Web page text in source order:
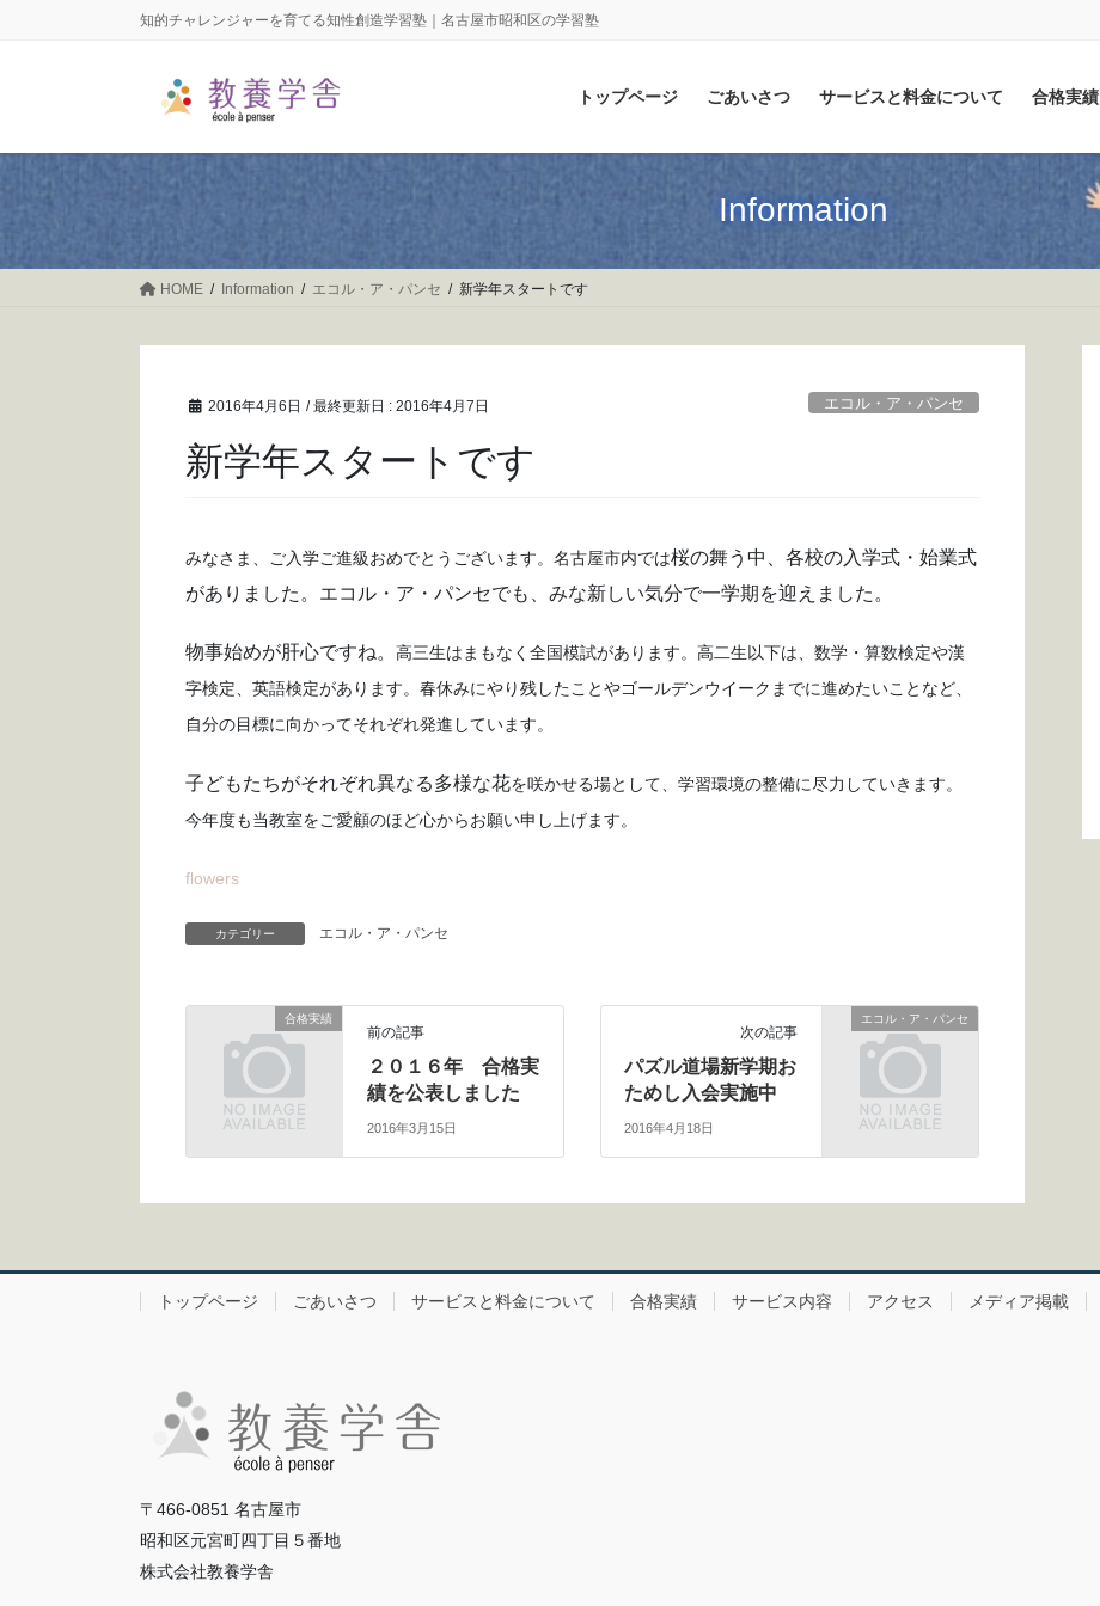
に
ョ
動
知的チャレンジャーを育てる知性創造学習塾｜名古屋市昭和区の学習塾
トップページ ごあいさつ サービスと料金について 合格実績
Information
HOME Information エコル・ア・パンセ 新学年スタートです
2016年4月6日 / 最終更新日 :2016年4月7日 エコル・ア・パンセ
新学年スタートです
みなさま、ご入学ご進級おめでとうございます。名古屋市内では桜の舞う中、各校の入学式・始業式
がありました。エコル・ア・パンセでも、みな新しい気分で一学期を迎えました。
物事始めが肝心ですね。高三生はまもなく全国模試があります。高二生以下は、数学・算数検定や漢
字検定、英語検定があります。春休みにやり残したことやゴールデンウイークまでに進めたいことなど、
自分の目標に向かってそれぞれ発進しています。
子どもたちがそれぞれ異なる多様な花を咲かせる場として、学習環境の整備に尽力していきます。
今年度も当教室をご愛顧のほど心からお願い申し上げます。
flowers
カテゴリー エコル・ア・パンセ
合格実績
前の記事
２０１６年 合格実
績を公表しました
2016年3月15日
エコル・ア・パンセ
次の記事
パズル道場新学期お
ためし入会実施中
2016年4月18日
トップページ ごあいさつ サービスと料金について 合格実績 サービス内容 アクセス メディア掲載
〒466-0851 名古屋市
昭和区元宮町四丁目５番地
株式会社教養学舎